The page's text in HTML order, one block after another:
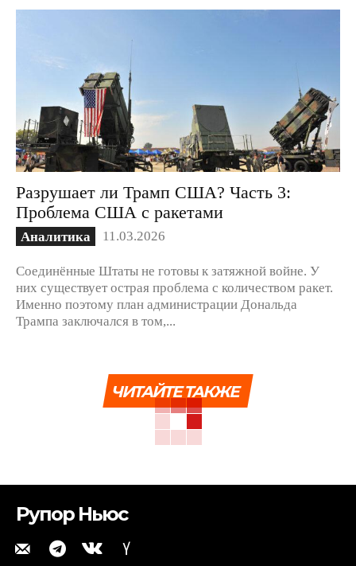
Разрушает ли Трамп США? Часть 3:
Проблема США с ракетами
Аналитика 11.03.2026
Соединённые Штаты не готовы к затяжной войне. У
них существует острая проблема с количеством ракет.
Именно поэтому план администрации Дональда
Трампа заключался в том,...
ЧИТАЙТЕ ТАКЖЕ
Рупор Ньюс